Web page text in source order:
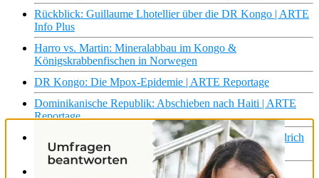
Rückblick: Guillaume Lhotellier über die DR Kongo | ARTE
Info Plus
Harro vs. Martin: Mineralabbau im Kongo &
Königskrabbenfischen in Norwegen
DR Kongo: Die Mpox-Epidemie | ARTE Reportage
Dominikanische Republik: Abschieben nach Haiti | ARTE
Reportage
Im Kampf um die Republik – Rosa Luxemburg vs Friedrich
Ebert | Duelle | ARTE
Wie junge Osteuropäer für ihre Träume kämpfen–